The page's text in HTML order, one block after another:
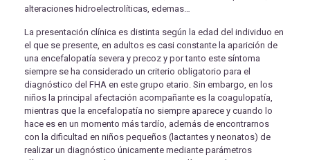
alteraciones hidroelectrolíticas, edemas…
La presentación clínica es distinta según la edad del individuo en
el que se presente, en adultos es casi constante la aparición de
una encefalopatía severa y precoz y por tanto este síntoma
siempre se ha considerado un criterio obligatorio para el
diagnóstico del FHA en este grupo etario. Sin embargo, en los
niños la principal afectación acompañante es la coagulopatía,
mientras que la encefalopatía no siempre aparece y cuando lo
hace es en un momento más tardío, además de encontrarnos
con la dificultad en niños pequeños (lactantes y neonatos) de
realizar un diagnóstico únicamente mediante parámetros